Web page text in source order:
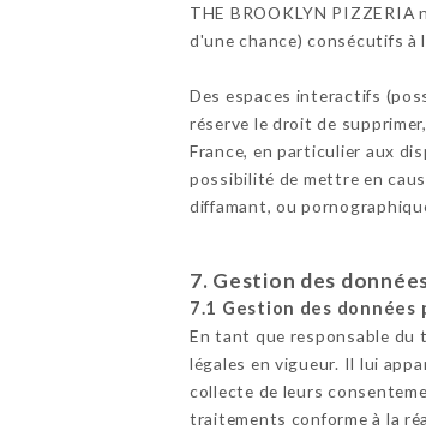
THE BROOKLYN
d'une chance) consécutifs
Des espaces interactifs
réserve le droit de
France, en particulier aux
possibilité de mettre en
diffamant, ou
7. Gestion des
7.1 Gestion des données
En tant que responsable du
légales en vigueur. Il lui
collecte de leurs
traitements conforme à la